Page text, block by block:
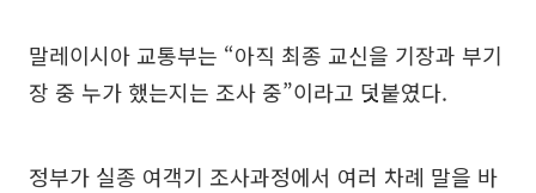
말레이시아 교통부는 “아직 최종 교신을 기장과 부기
장 중 누가 했는지는 조사 중”이라고 덧붙였다.
정부가 실종 여객기 조사과정에서 여러 차례 말을 바